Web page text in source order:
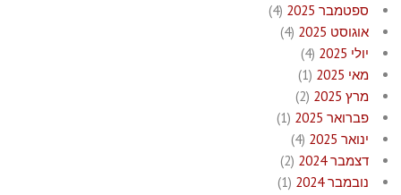
ספטמבר 2025
(4)
אוגוסט 2025
(4)
יולי 2025
(4)
מאי 2025
(1)
מרץ 2025
(2)
פברואר 2025
(1)
ינואר 2025
(4)
דצמבר 2024
(2)
נובמבר 2024
(1)